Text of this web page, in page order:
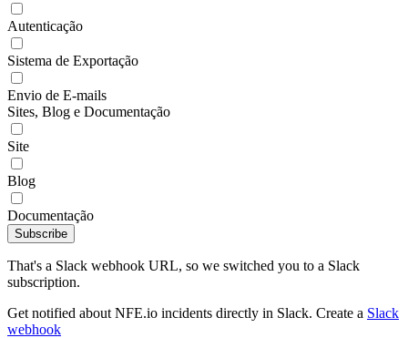
Autenticação
Sistema de Exportação
Envio de E-mails
Sites, Blog e Documentação
Site
Blog
Documentação
Subscribe
That's a Slack webhook URL, so we switched you to a Slack
subscription.
Get notified about NFE.io incidents directly in Slack. Create a Slack
webhook